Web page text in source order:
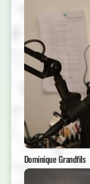
Dominique Grandfils